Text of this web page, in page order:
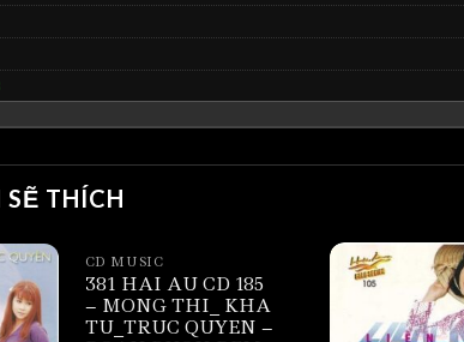
THÍCH
CD MUSIC
381 HAI AU CD 185
– MONG THI_ KHA
TU_TRUC QUYEN –